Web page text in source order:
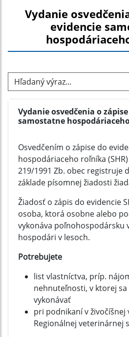
Vydanie
evidencie
Hľadaný výraz...
Vydanie osvedčenia o
samostatne
Osvedčením o zápise do
hospodáriaceho roľníka
219/1991 Zb. obec registruje
základe písomnej žiadosti
Žiadosť o zápis do evidencie
osoba, ktorá osobne alebo
vykonáva poľnohospodársku
hospodári v lesoch.
Potrebujete
list vlastníctva, príp.
nehnuteľnosti, v ktorej
vykonávať
pri podnikaní v živočíšnej
Regionálnej veterinárnej